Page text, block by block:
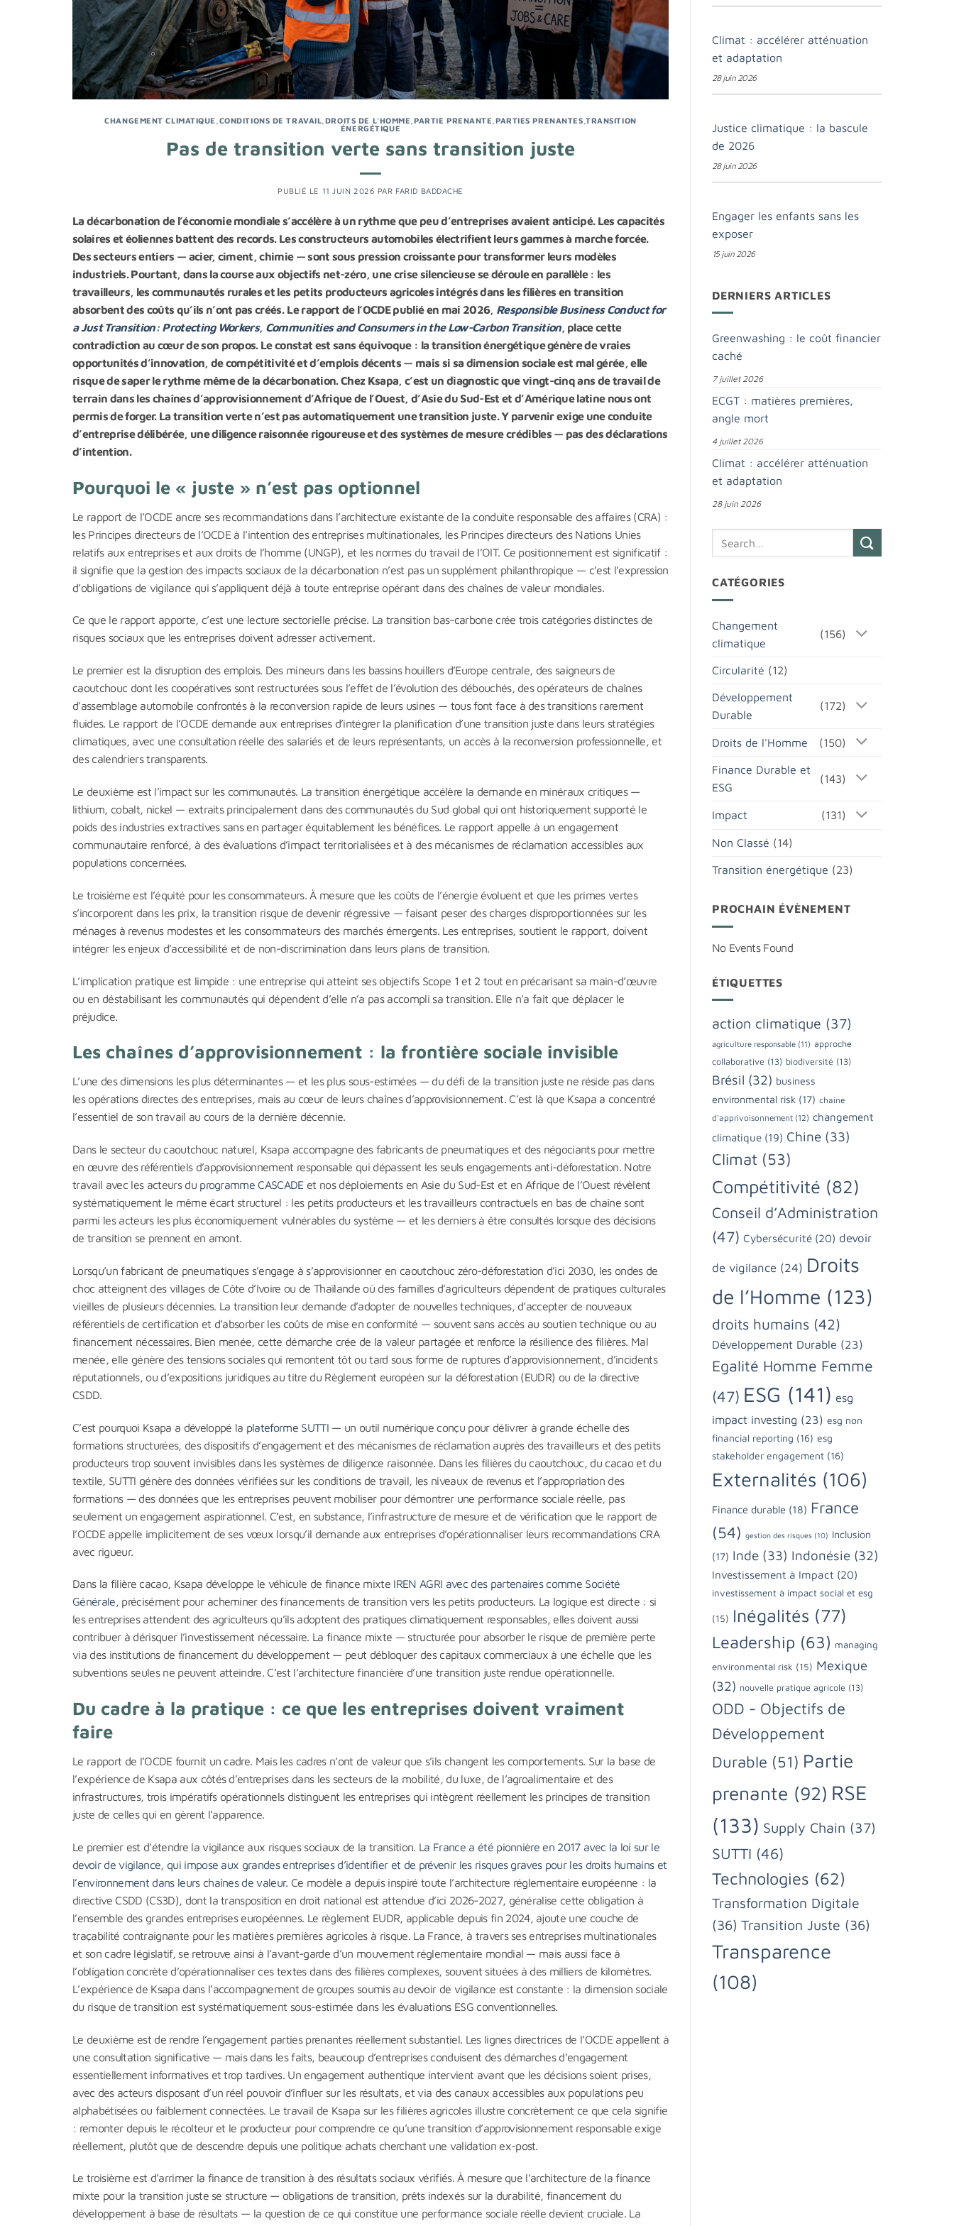
CHANGEMENT CLIMATIQUE CONDITIONS DE TRAVAIL DROITS DE L'HOMME ,PARTIE PRENANTE PARTIES PRENANTES ,TRANSITION
ÉNERGÉTIQUE
Pas de transition verte sans transition juste
PUBLIÉ LE 11 JUIN 2026 PAR FARID BADDACHE
La décarbonation de l’économie mondiale s’accélère à un rythme que peu d’entreprises avaient anticipé. Les capacités
solaires et éoliennes battent des records. Les constructeurs automobiles électrifient leurs gammes à marche forcée.
Des secteurs entiers — acier, ciment, chimie — sont sous pression croissante pour transformer leurs modèles
industriels. Pourtant, dans la course aux objectifs net-zéro, une crise silencieuse se déroule en parallèle : les
travailleurs, les communautés rurales et les petits producteurs agricoles intégrés dans les filières en transition
absorbent des coûts qu’ils n’ont pas créés. Le rapport de l’OCDE publié en mai 2026, Responsible Business Conduct for
a Just Transition: Protecting Workers, Communities and Consumers in the Low-Carbon Transition, place cette
contradiction au cœur de son propos. Le constat est sans équivoque : la transition énergétique génère de vraies
opportunités d’innovation, de compétitivité et d’emplois décents — mais si sa dimension sociale est mal gérée, elle
risque de saper le rythme même de la décarbonation. Chez Ksapa, c’est un diagnostic que vingt-cinq ans de travail de
terrain dans les chaînes d’approvisionnement d’Afrique de l’Ouest, d’Asie du Sud-Est et d’Amérique latine nous ont
permis de forger. La transition verte n’est pas automatiquement une transition juste. Y parvenir exige une conduite
d’entreprise délibérée, une diligence raisonnée rigoureuse et des systèmes de mesure crédibles — pas des déclarations
d’intention.
Pourquoi le « juste » n’est pas optionnel
Le rapport de l’OCDE ancre ses recommandations dans l’architecture existante de la conduite responsable des affaires (CRA) :
les Principes directeurs de l’OCDE à l’intention des entreprises multinationales, les Principes directeurs des Nations Unies
relatifs aux entreprises et aux droits de l’homme (UNGP), et les normes du travail de l’OIT. Ce positionnement est significatif :
il signifie que la gestion des impacts sociaux de la décarbonation n’est pas un supplément philanthropique — c’est l’expression
d’obligations de vigilance qui s’appliquent déjà à toute entreprise opérant dans des chaînes de valeur mondiales.
Ce que le rapport apporte, c’est une lecture sectorielle précise. La transition bas-carbone crée trois catégories distinctes de
risques sociaux que les entreprises doivent adresser activement.
Le premier est la disruption des emplois. Des mineurs dans les bassins houillers d’Europe centrale, des saigneurs de
caoutchouc dont les coopératives sont restructurées sous l’effet de l’évolution des débouchés, des opérateurs de chaînes
d’assemblage automobile confrontés à la reconversion rapide de leurs usines — tous font face à des transitions rarement
fluides. Le rapport de l’OCDE demande aux entreprises d’intégrer la planification d’une transition juste dans leurs stratégies
climatiques, avec une consultation réelle des salariés et de leurs représentants, un accès à la reconversion professionnelle, et
des calendriers transparents.
Le deuxième est l’impact sur les communautés. La transition énergétique accélère la demande en minéraux critiques —
lithium, cobalt, nickel — extraits principalement dans des communautés du Sud global qui ont historiquement supporté le
poids des industries extractives sans en partager équitablement les bénéfices. Le rapport appelle à un engagement
communautaire renforcé, à des évaluations d’impact territorialisées et à des mécanismes de réclamation accessibles aux
populations concernées.
Le troisième est l’équité pour les consommateurs. À mesure que les coûts de l’énergie évoluent et que les primes vertes
s’incorporent dans les prix, la transition risque de devenir régressive — faisant peser des charges disproportionnées sur les
ménages à revenus modestes et les consommateurs des marchés émergents. Les entreprises, soutient le rapport, doivent
intégrer les enjeux d’accessibilité et de non-discrimination dans leurs plans de transition.
L’implication pratique est limpide : une entreprise qui atteint ses objectifs Scope 1 et 2 tout en précarisant sa main-d’œuvre
ou en déstabilisant les communautés qui dépendent d’elle n’a pas accompli sa transition. Elle n’a fait que déplacer le
préjudice.
Les chaînes d’approvisionnement : la frontière sociale invisible
L’une des dimensions les plus déterminantes — et les plus sous-estimées — du défi de la transition juste ne réside pas dans
les opérations directes des entreprises, mais au cœur de leurs chaînes d’approvisionnement. C’est là que Ksapa a concentré
l’essentiel de son travail au cours de la dernière décennie.
Dans le secteur du caoutchouc naturel, Ksapa accompagne des fabricants de pneumatiques et des négociants pour mettre
en œuvre des référentiels d’approvisionnement responsable qui dépassent les seuls engagements anti-déforestation. Notre
travail avec les acteurs du programme CASCADE et nos déploiements en Asie du Sud-Est et en Afrique de l’Ouest révèlent
systématiquement le même écart structurel : les petits producteurs et les travailleurs contractuels en bas de chaîne sont
parmi les acteurs les plus économiquement vulnérables du système — et les derniers à être consultés lorsque des décisions
de transition se prennent en amont.
Lorsqu’un fabricant de pneumatiques s’engage à s’approvisionner en caoutchouc zéro-déforestation d’ici 2030, les ondes de
choc atteignent des villages de Côte d’Ivoire ou de Thaïlande où des familles d’agriculteurs dépendent de pratiques culturales
vieilles de plusieurs décennies. La transition leur demande d’adopter de nouvelles techniques, d’accepter de nouveaux
référentiels de certification et d’absorber les coûts de mise en conformité — souvent sans accès au soutien technique ou au
financement nécessaires. Bien menée, cette démarche crée de la valeur partagée et renforce la résilience des filières. Mal
menée, elle génère des tensions sociales qui remontent tôt ou tard sous forme de ruptures d’approvisionnement, d’incidents
réputationnels, ou d’expositions juridiques au titre du Règlement européen sur la déforestation (EUDR) ou de la directive
CSDD.
C’est pourquoi Ksapa a développé la plateforme SUTTI — un outil numérique conçu pour délivrer à grande échelle des
formations structurées, des dispositifs d’engagement et des mécanismes de réclamation auprès des travailleurs et des petits
producteurs trop souvent invisibles dans les systèmes de diligence raisonnée. Dans les filières du caoutchouc, du cacao et du
textile, SUTTI génère des données vérifiées sur les conditions de travail, les niveaux de revenus et l’appropriation des
formations — des données que les entreprises peuvent mobiliser pour démontrer une performance sociale réelle, pas
seulement un engagement aspirationnel. C’est, en substance, l’infrastructure de mesure et de vérification que le rapport de
l’OCDE appelle implicitement de ses vœux lorsqu’il demande aux entreprises d’opérationnaliser leurs recommandations CRA
avec rigueur.
Dans la filière cacao, Ksapa développe le véhicule de finance mixte IREN AGRI avec des partenaires comme Société
Générale, précisément pour acheminer des financements de transition vers les petits producteurs. La logique est directe : si
les entreprises attendent des agriculteurs qu’ils adoptent des pratiques climatiquement responsables, elles doivent aussi
contribuer à dérisquer l’investissement nécessaire. La finance mixte — structurée pour absorber le risque de première perte
via des institutions de financement du développement — peut débloquer des capitaux commerciaux à une échelle que les
subventions seules ne peuvent atteindre. C’est l’architecture financière d’une transition juste rendue opérationnelle.
Du cadre à la pratique : ce que les entreprises doivent vraiment
faire
Le rapport de l’OCDE fournit un cadre. Mais les cadres n’ont de valeur que s’ils changent les comportements. Sur la base de
l’expérience de Ksapa aux côtés d’entreprises dans les secteurs de la mobilité, du luxe, de l’agroalimentaire et des
infrastructures, trois impératifs opérationnels distinguent les entreprises qui intègrent réellement les principes de transition
juste de celles qui en gèrent l’apparence.
Le premier est d’étendre la vigilance aux risques sociaux de la transition. L a France a été pionnière en 2017 avec la loi sur le
devoir de vigilance, qui impose aux grandes entreprises d’identifier et de prévenir les risques graves pour les droits humains et
l’environnement dans leurs chaînes de valeur. Ce modèle a depuis inspiré toute l’architecture réglementaire européenne : la
directive CSDD (CS3D), dont la transposition en droit national est attendue d’ici 2026-2027, généralise cette obligation à
l’ensemble des grandes entreprises européennes. Le règlement EUDR, applicable depuis fin 2024, ajoute une couche de
traçabilité contraignante pour les matières premières agricoles à risque. La France, à travers ses entreprises multinationales
et son cadre législatif, se retrouve ainsi à l’avant-garde d’un mouvement réglementaire mondial — mais aussi face à
l’obligation concrète d’opérationnaliser ces textes dans des filières complexes, souvent situées à des milliers de kilomètres.
L’expérience de Ksapa dans l’accompagnement de groupes soumis au devoir de vigilance est constante : la dimension sociale
du risque de transition est systématiquement sous-estimée dans les évaluations ESG conventionnelles.
Le deuxième est de rendre l’engagement parties prenantes réellement substantiel. Les lignes directrices de l’OCDE appellent à
une consultation significative — mais dans les faits, beaucoup d’entreprises conduisent des démarches d’engagement
essentiellement informatives et trop tardives. Un engagement authentique intervient avant que les décisions soient prises,
avec des acteurs disposant d’un réel pouvoir d’influer sur les résultats, et via des canaux accessibles aux populations peu
alphabétisées ou faiblement connectées. Le travail de Ksapa sur les filières agricoles illustre concrètement ce que cela signifie
: remonter depuis le récolteur et le producteur pour comprendre ce qu’une transition d’approvisionnement responsable exige
réellement, plutôt que de descendre depuis une politique achats cherchant une validation ex-post.
Le troisième est d’arrimer la finance de transition à des résultats sociaux vérifiés. À mesure que l’architecture de la finance
mixte pour la transition juste se structure — obligations de transition, prêts indexés sur la durabilité, financement du
développement à base de résultats — la question de ce qui constitue une performance sociale réelle devient cruciale. La
Climat : accélérer atténuation
et adaptation
28 juin 2026
Justice climatique : la bascule
de 2026
28 juin 2026
Engager les enfants sans les
exposer
15 juin 2026
DERNIERS ARTICLES
Greenwashing : le coût financier
caché
7 juillet 2026
ECGT : matières premières,
angle mort
4 juillet 2026
Climat : accélérer atténuation
et adaptation
28 juin 2026
CATÉGORIES
Changement
climatique
(156)
Circularité (12)
Développement
Durable
(172)
Droits de l'Homme (150)
Finance Durable et
ESG
(143)
Impact (131)
Non Classé (14)
Transition énergétique (23)
PROCHAIN ÉVÈNEMENT
No Events Found
ÉTIQUETTES
action climatique (37)
agriculture responsable (11) approche
collaborative (13) biodiversité (13)
Brésil (32) business
environmental risk (17) chaine
d'apprivoisonnement (12) changement
climatique (19) Chine (33)
Climat (53)
Compétitivité (82)
Conseil d’Administration
(47) Cybersécurité (20) devoir
de vigilance (24) Droits
de l’Homme (123)
droits humains (42)
Développement Durable (23)
Egalité Homme Femme
(47) ESG (141) esg
impact investing (23) esg non
financial reporting (16) esg
stakeholder engagement (16)
Externalités (106)
Finance durable (18) France
(54) gestion des risques (10) Inclusion
(17) Inde (33) Indonésie (32)
Investissement à Impact (20)
investissement à impact social et esg
(15) Inégalités (77)
Leadership (63) managing
environmental risk (15) Mexique
(32) nouvelle pratique agricole (13)
ODD - Objectifs de
Développement
Durable (51) Partie
prenante (92) RSE
(133) Supply Chain (37)
SUTTI (46)
Technologies (62)
Transformation Digitale
(36) Transition Juste (36)
Transparence
(108)